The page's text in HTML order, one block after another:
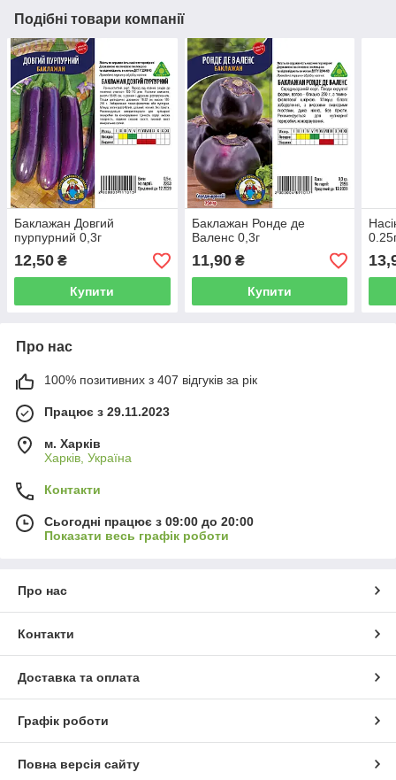
Подібні товари компанії
Баклажан Довгий
пурпурний 0,3г
12,50 ₴
Купити
Баклажан Ронде де
Валенс 0,3г
11,90₴
Купити
Про нас
100% позитивних з 407 відгуків за рік
Працює з 29.11.2023
м. Харків
Харків, Україна
Контакти
Сьогодні працює з 09:00 до 20:00
Показати весь графік роботи
Про нас
Контакти
Доставка та оплата
Графік роботи
Повна версія сайту